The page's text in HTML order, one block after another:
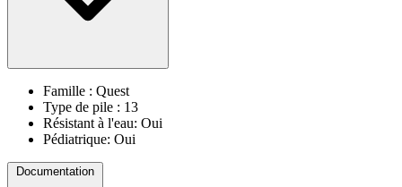
Famille : Quest
Type de pile : 13
Résistant à l'eau: Oui
Pédiatrique: Oui
Documentation